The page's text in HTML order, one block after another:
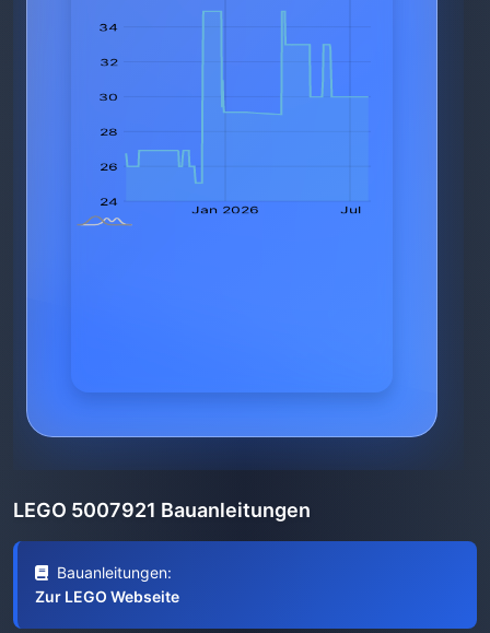
LEGO 5007921 Bauanleitungen
Bauanleitungen:
Zur LEGO Webseite